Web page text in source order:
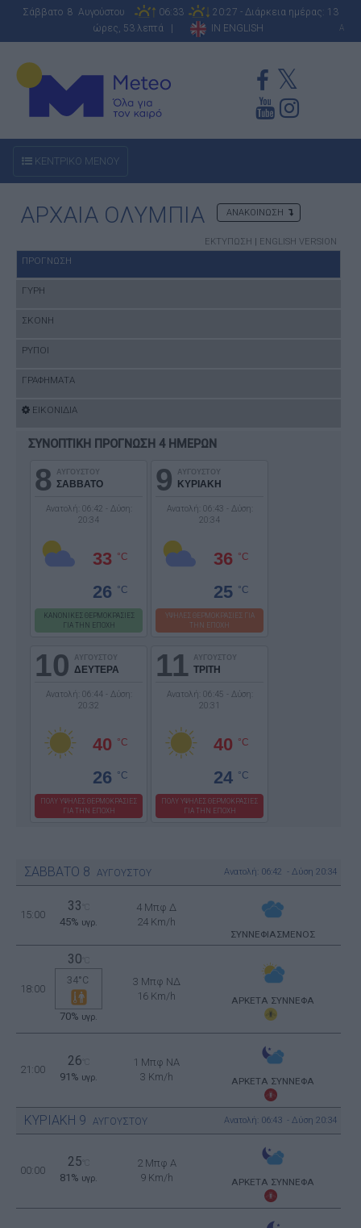
Σάββατο 8 Αυγούστου 06:33
20:27 - Διάρκεια ημέρας: 13
ώρες, 53 λεπτά |
IN ENGLISH A
ΚΕΝΤΡΙΚΟ ΜΕΝΟΥ
ΑΡΧΑΙΑ ΟΛΥΜΠΙΑ ΑΝΑΚΟΙΝΩΣΗ
ΕΚΤΥΠΩΣΗ | ENGLISH VERSION
ΠΡΟΓΝΩΣΗ
ΓΥΡΗ
ΣΚΟΝΗ
ΡΥΠΟΙ
ΓΡΑΦΗΜΑΤΑ
ΕΙΚΟΝΙΔΙΑ
ΣΥΝΟΠΤΙΚΗ ΠΡΟΓΝΩΣΗ 4 ΗΜΕΡΩΝ
8 ΑΥΓΟΥΣΤΟΥ
ΣΑΒΒΑΤΟ
Ανατολή: 06:42 - Δύση:
20:34
33 °C
26 °C
ΚΑΝΟΝΙΚΕΣ ΘΕΡΜΟΚΡΑΣΙΕΣ
ΓΙΑ ΤΗΝ ΕΠΟΧΗ
9 ΑΥΓΟΥΣΤΟΥ
ΚΥΡΙΑΚΗ
Ανατολή: 06:43 - Δύση:
20:34
36 °C
25 °C
ΥΨΗΛΕΣ ΘΕΡΜΟΚΡΑΣΙΕΣ ΓΙΑ
ΤΗΝ ΕΠΟΧΗ
10 ΑΥΓΟΥΣΤΟΥ
ΔΕΥΤΕΡΑ
Ανατολή: 06:44 - Δύση:
20:32
40 °C
26 °C
ΠΟΛΥ ΥΨΗΛΕΣ ΘΕΡΜΟΚΡΑΣΙΕΣ
ΓΙΑ ΤΗΝ ΕΠΟΧΗ
11 ΑΥΓΟΥΣΤΟΥ
ΤΡΙΤΗ
Ανατολή: 06:45 - Δύση:
20:31
40 °C
24 °C
ΠΟΛΥ ΥΨΗΛΕΣ ΘΕΡΜΟΚΡΑΣΙΕΣ
ΓΙΑ ΤΗΝ ΕΠΟΧΗ
ΣΑΒΒΑΤΟ 8 ΑΥΓΟΥΣΤΟΥ Ανατολή: 06:42 - Δύση 20:34
15:00
33
45% υγρ.
4 Μπφ Δ
24 Km/h
ΣΥΝΝΕΦΙΑΣΜΕΝΟΣ
18:00
30
34°C
70% υγρ.
3 Μπφ ΝΔ
16 Km/h
ΑΡΚΕΤΑ ΣΥΝΝΕΦΑ
21:00
26
91% υγρ.
1 Μπφ NA
3 Km/h
ΑΡΚΕΤΑ ΣΥΝΝΕΦΑ
ΚΥΡΙΑΚΗ 9 ΑΥΓΟΥΣΤΟΥ Ανατολή: 06:43 - Δύση 20:34
00:00
25
81% υγρ.
2 Μπφ Α
9 Km/h
ΑΡΚΕΤΑ ΣΥΝΝΕΦΑ